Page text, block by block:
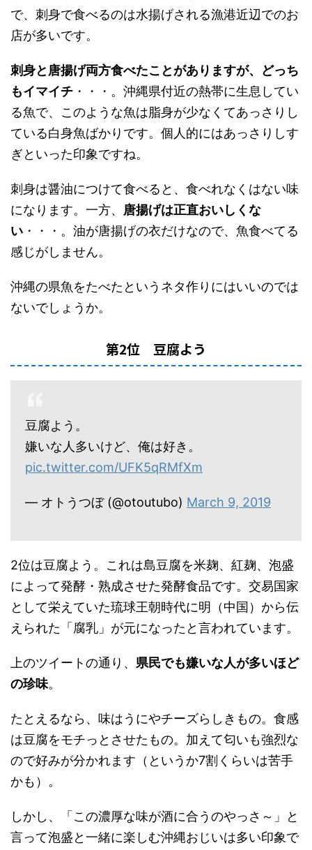
で、刺身で食べるのは水揚げされる漁港近辺でのお
店が多いです。
刺身と唐揚げ両方食べたことがありますが、どっち
もイマイチ ・・・。沖縄県付近の熱帯に生息してい
る魚で、このような魚は脂身が少なくてあっさりし
ている白身魚ばかりです。個人的にはあっさりしす
ぎといった印象ですね。
刺身は醤油につけて食べると、食べれなくはない味
になります。一方、 唐揚げは正直おいしくな
い ・・・ 。油が唐揚げの衣だけなので、魚食べてる
感じがしません。
沖縄の県魚をたべたというネタ作りにはいいのでは
ないでしょうか。
第2位 豆腐よう
豆腐よう。
嫌いな人多いけど、俺は好き。
pic.twitter.com/UFK5qRMfXm
— オトうつぼ (@otoutubo) March 9, 2019
2位は豆腐よう。これは島豆腐を米麹、紅麹、泡盛
によって発酵・熟成させた発酵食品です。交易国家
として栄えていた琉球王朝時代に明（中国）から伝
えられた「腐乳」が元になったと言われています。
上のツイートの通り、 県民でも嫌いな人が多いほど
の珍味。
たとえるなら、味はうにやチーズらしきもの。食感
は豆腐をモチっとさせたもの。加えて匂いも強烈な
ので好みが分かれます（というか7割くらいは苦手
かも）。
しかし、「この濃厚な味が酒に合うのやっさ～」と
言って泡盛と一緒に楽しむ沖縄おじいは多い印象で